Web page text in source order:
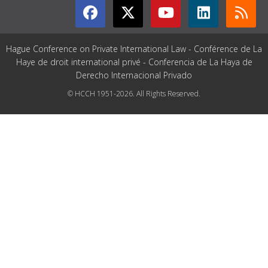
Hague Conference on Private International Law - Conférence de La
Haye de droit international privé - Conferencia de La Haya de
Derecho Internacional Privado
© HCCH 1951-2026. All Rights Reserved.